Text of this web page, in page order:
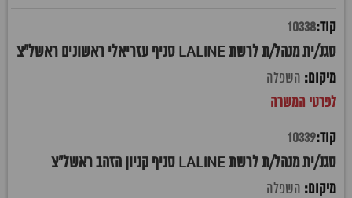
10338
סגנ/ית מנהל/ת לרשת LALINE סניף עזריאלי ראשונים ראשל"צ
השפלה
10339
סגנ/ית מנהל/ת לרשת LALINE סניף קניון הזהב ראשל"צ
השפלה